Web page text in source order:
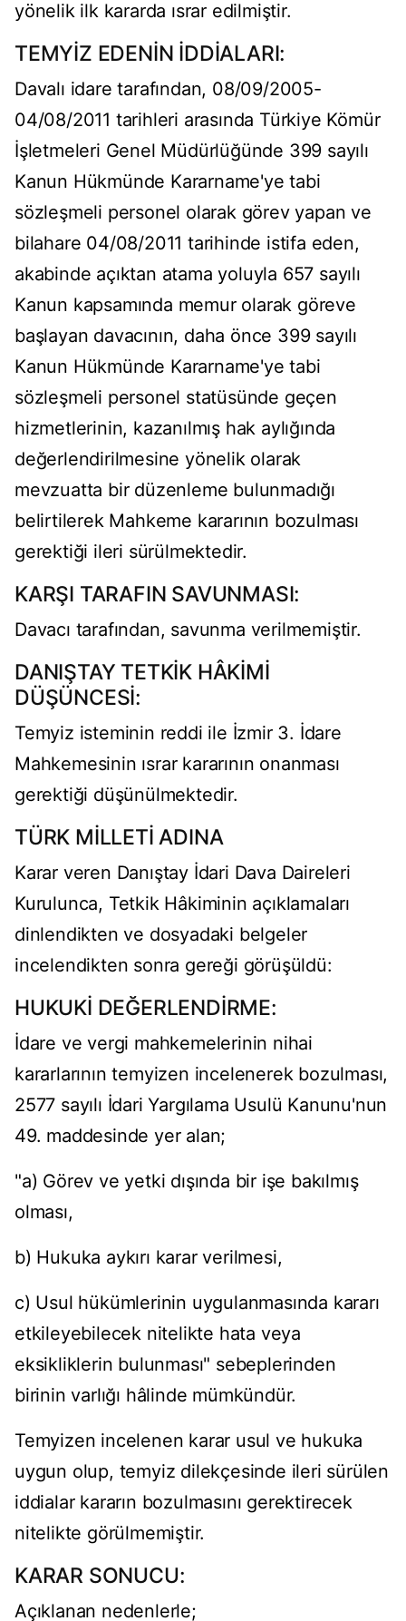
yönelik ilk kararda ısrar edilmiştir.
TEMYİZ EDENİN İDDİALARI:
Davalı idare tarafından, 08/09/2005-
04/08/2011 tarihleri arasında Türkiye Kömür
İşletmeleri Genel Müdürlüğünde 399 sayılı
Kanun Hükmünde Kararname'ye tabi
sözleşmeli personel olarak görev yapan ve
bilahare 04/08/2011 tarihinde istifa eden,
akabinde açıktan atama yoluyla 657 sayılı
Kanun kapsamında memur olarak göreve
başlayan davacının, daha önce 399 sayılı
Kanun Hükmünde Kararname'ye tabi
sözleşmeli personel statüsünde geçen
hizmetlerinin, kazanılmış hak aylığında
değerlendirilmesine yönelik olarak
mevzuatta bir düzenleme bulunmadığı
belirtilerek Mahkeme kararının bozulması
gerektiği ileri sürülmektedir.
KARŞI TARAFIN SAVUNMASI:
Davacı tarafından, savunma verilmemiştir.
DANIŞTAY TETKİK HÂKİMİ
DÜŞÜNCESİ:
Temyiz isteminin reddi ile İzmir 3. İdare
Mahkemesinin ısrar kararının onanması
gerektiği düşünülmektedir.
TÜRK MİLLETİ ADINA
Karar veren Danıştay İdari Dava Daireleri
Kurulunca, Tetkik Hâkiminin açıklamaları
dinlendikten ve dosyadaki belgeler
incelendikten sonra gereği görüşüldü:
HUKUKİ DEĞERLENDİRME:
İdare ve vergi mahkemelerinin nihai
kararlarının temyizen incelenerek bozulması,
2577 sayılı İdari Yargılama Usulü Kanunu'nun
49. maddesinde yer alan;
"a) Görev ve yetki dışında bir işe bakılmış
olması,
b) Hukuka aykırı karar verilmesi,
c) Usul hükümlerinin uygulanmasında kararı
etkileyebilecek nitelikte hata veya
eksikliklerin bulunması" sebeplerinden
birinin varlığı hâlinde mümkündür.
Temyizen incelenen karar usul ve hukuka
uygun olup, temyiz dilekçesinde ileri sürülen
iddialar kararın bozulmasını gerektirecek
nitelikte görülmemiştir.
KARAR SONUCU:
Açıklanan nedenlerle;